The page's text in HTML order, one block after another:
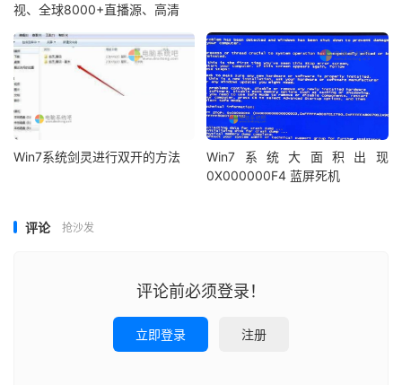
视、全球8000+直播源、高清
Win7系统剑灵进行双开的方法
Win7系统大面积出现
0X000000F4 蓝屏死机
评论 抢沙发
评论前必须登录！
立即登录 注册